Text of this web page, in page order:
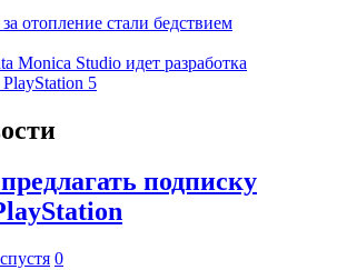
отопление стали бедствием
Monica Studio идет разработка
5
подписку
0